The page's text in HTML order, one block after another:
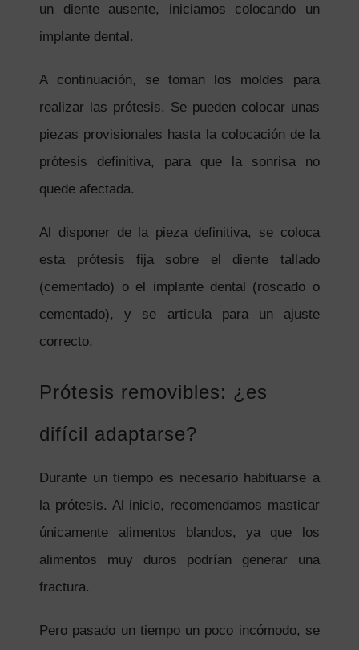
un diente ausente, iniciamos colocando un
implante dental.
A continuación, se toman los moldes para
realizar las prótesis. Se pueden colocar unas
piezas provisionales hasta la colocación de la
prótesis definitiva, para que la sonrisa no
quede afectada.
Al disponer de la pieza definitiva, se coloca
esta prótesis fija sobre el diente tallado
(cementado) o el implante dental (roscado o
cementado), y se articula para un ajuste
correcto.
Prótesis removibles: ¿es
difícil adaptarse?
Durante un tiempo es necesario habituarse a
la prótesis. Al inicio, recomendamos masticar
únicamente alimentos blandos, ya que los
alimentos muy duros podrían generar una
fractura.
Pero pasado un tiempo un poco incómodo, se